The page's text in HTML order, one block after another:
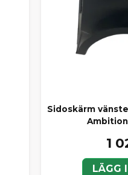
Sidoskärm
1
LÄGG